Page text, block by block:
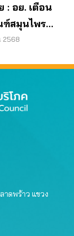
: อย. เตือน
สมุนไพร
โฆษณา
2568
าดพร้าว แขวง